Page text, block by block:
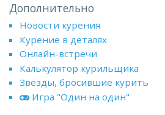
Дополнительно
Новости курения
Курение в деталях
Онлайн-встречи
Калькулятор курильщика
Звёзды, бросившие курить
Игра "Один на один"